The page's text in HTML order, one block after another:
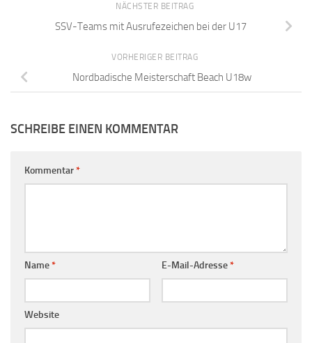
NÄCHSTER BEITRAG
SSV-Teams mit Ausrufezeichen bei der U17
VORHERIGER BEITRAG
Nordbadische Meisterschaft Beach U18w
SCHREIBE EINEN KOMMENTAR
Kommentar*
Name* E-Mail-Adresse*
Website